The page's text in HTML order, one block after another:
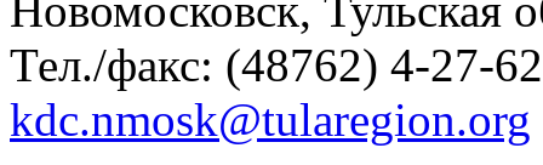
Тел./факс: (48762) 4-27-
kdc.nmosk@tularegion.org